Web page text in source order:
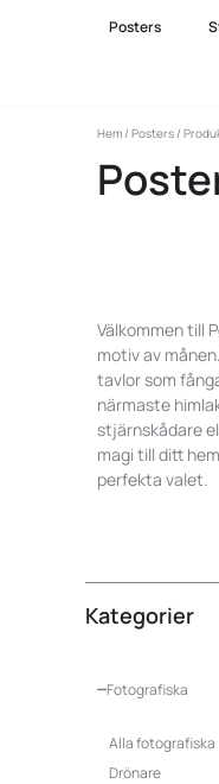
Posters
Hem/ Posters/
Välkommen till
motiv av
tavlor som
närmaste
stjärnskådare
magi till ditt
perfekta valet.
Kategorier
Fotografiska
Alla fotografiska
Drönare